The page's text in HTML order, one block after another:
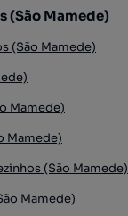
(São Mamede)
(São Mamede)
Mamede)
Mamede)
(São Mamede)
Mamede)